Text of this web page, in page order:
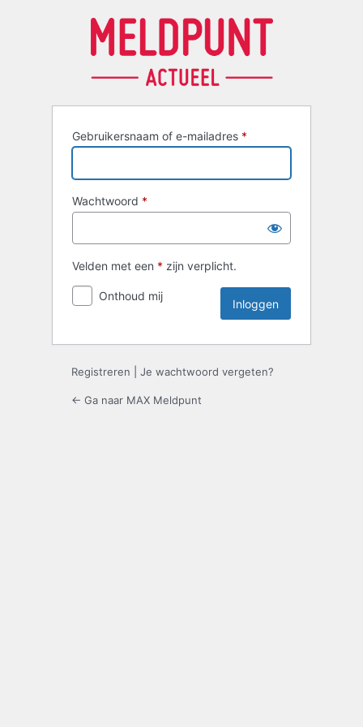
Gebruikersnaam of e-mailadres *
Wachtwoord *
Velden met een * zijn verplicht.
Onthoud mij
Registreren Je wachtwoord vergeten?
← Ga naar MAX Meldpunt